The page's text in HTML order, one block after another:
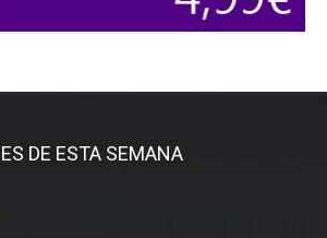
DE ESTA SEMANA